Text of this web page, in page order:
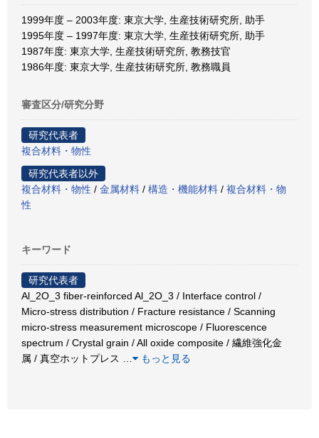
1999年度 – 2003年度: 東京大学, 生産技術研究所, 助手
1995年度 – 1997年度: 東京大学, 生産技術研究所, 助手
1987年度: 東京大学, 生産技術研究所, 教務技官
1986年度: 東京大学, 生産技術研究所, 教務職員
審査区分/研究分野
研究代表者
複合材料・物性
研究代表者以外
複合材料・物性 / 金属材料 / 構造・機能材料 / 複合材料・物
性
キーワード
研究代表者
Al_2O_3 fiber-reinforced Al_2O_3 / Interface control /
Micro-stress distribution / Fracture resistance / Scanning
micro-stress measurement microscope / Fluorescence
spectrum / Crystal grain / All oxide composite / 繊維強化金
属 / 真空ホットプレス
もっと見る